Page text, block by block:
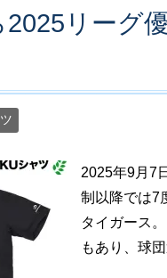
2025リーグ
2025年9月7
制以降では7
タイガース
もあり、球